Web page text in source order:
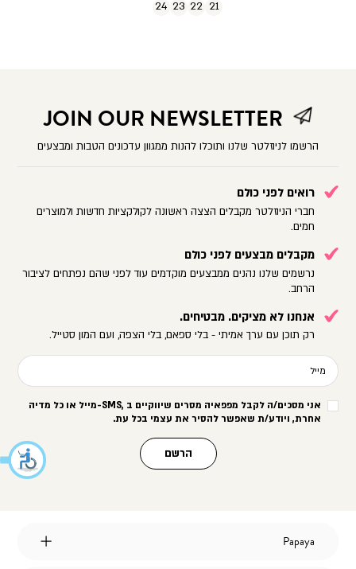
21
22
23
24
JOIN OUR NEWSLETTER
הרשמו לניוזלטר שלנו ותוכלו להנות ממגוון עדכונים הטבות ומבצעים
רואים לפני כולם
חברי הניוזלטר מקבלים הצצה ראשונה לקולקציות חדשות ולמוצרים
חמים.
מקבלים מבצעים לפני כולם
נרשמים שלנו נהנים ממבצעים מוקדמים עוד לפני שהם נפתחים לציבור
הרחב.
אנחנו לא מציקים. מבטיחים.
רק תוכן עם ערך אמיתי - בלי ספאם, בלי הצפה, ועם המון סטייל.
מייל
אני מסכים/ה לקבל מפפאיה מסרים שיווקיים ב -SMS,מייל או כל מדיה
אחרת, ויודע/ת שאפשר להסיר את עצמי בכל עת.
הרשם
Papaya
Papaya